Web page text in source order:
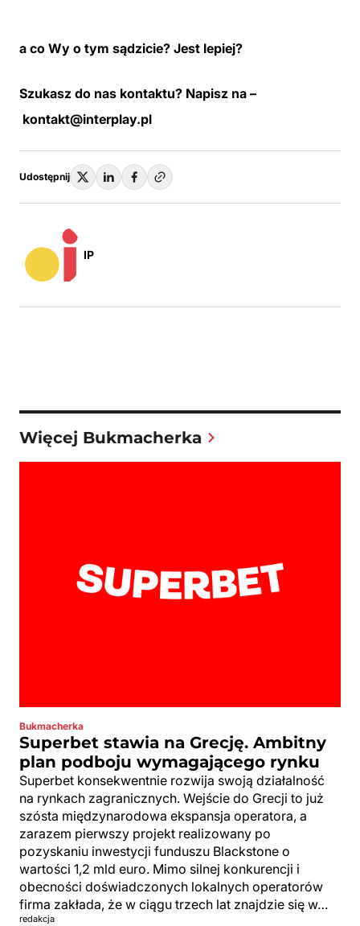
a co Wy o tym sądzicie? Jest lepiej?
Szukasz do nas kontaktu? Napisz na –
kontakt@interplay.pl
Udostępnij
IP
Więcej Bukmacherka
Bukmacherka
Superbet stawia na Grecję. Ambitny
plan podboju wymagającego rynku
Superbet konsekwentnie rozwija swoją działalność
na rynkach zagranicznych. Wejście do Grecji to już
szósta międzynarodowa ekspansja operatora, a
zarazem pierwszy projekt realizowany po
pozyskaniu inwestycji funduszu Blackstone o
wartości 1,2 mld euro. Mimo silnej konkurencji i
obecności doświadczonych lokalnych operatorów
firma zakłada, że w ciągu trzech lat znajdzie się w…
redakcja